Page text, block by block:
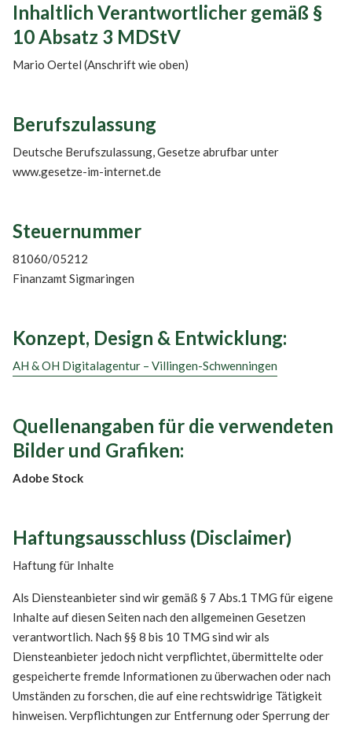
Inhaltlich Verantwortlicher gemäß §
10 Absatz 3 MDStV
Mario Oertel (Anschrift wie oben)
Berufszulassung
Deutsche Berufszulassung, Gesetze abrufbar unter
www.gesetze-im-internet.de
Steuernummer
81060/05212
Finanzamt Sigmaringen
Konzept, Design & Entwicklung:
AH & OH Digitalagentur – Villingen-Schwenningen
Quellenangaben für die verwendeten
Bilder und Grafiken:
Adobe Stock
Haftungsausschluss (Disclaimer)
Haftung für Inhalte
Als Diensteanbieter sind wir gemäß § 7 Abs.1 TMG für eigene
Inhalte auf diesen Seiten nach den allgemeinen Gesetzen
verantwortlich. Nach §§ 8 bis 10 TMG sind wir als
Diensteanbieter jedoch nicht verpflichtet, übermittelte oder
gespeicherte fremde Informationen zu überwachen oder nach
Umständen zu forschen, die auf eine rechtswidrige Tätigkeit
hinweisen. Verpflichtungen zur Entfernung oder Sperrung der